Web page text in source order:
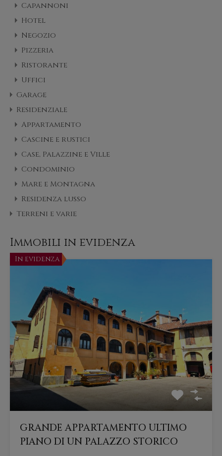
Capannoni
Hotel
Negozio
Pizzeria
Ristorante
Uffici
Garage
Residenziale
Appartamento
Cascine e rustici
Case, Palazzine e Ville
Condominio
Mare e Montagna
Residenza lusso
Terreni e varie
Immobili in evidenza
In evidenza
GRANDE APPARTAMENTO ULTIMO
PIANO DI UN PALAZZO STORICO